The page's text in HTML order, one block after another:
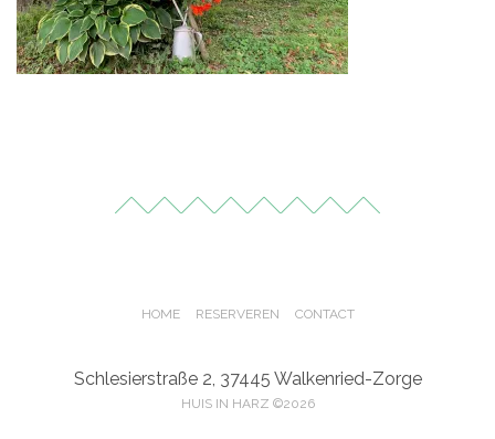
HOME RESERVEREN CONTACT
Schlesierstraße 2, 37445 Walkenried-Zorge
HUIS IN HARZ ©2026